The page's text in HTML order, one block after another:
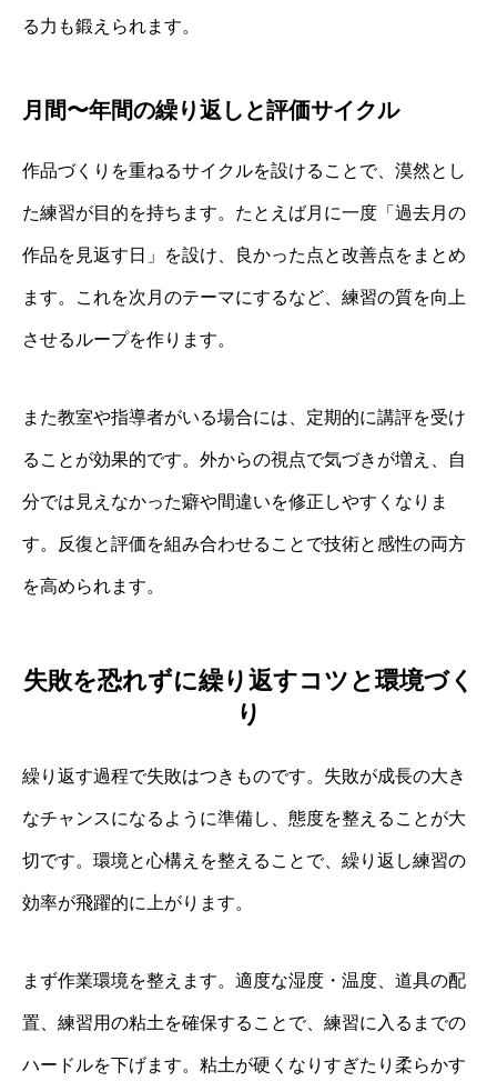
る力も鍛えられます。
月間〜年間の繰り返しと評価サイクル
作品づくりを重ねるサイクルを設けることで、漠然とし
た練習が目的を持ちます。たとえば月に一度「過去月の
作品を見返す日」を設け、良かった点と改善点をまとめ
ます。これを次月のテーマにするなど、練習の質を向上
させるループを作ります。
また教室や指導者がいる場合には、定期的に講評を受け
ることが効果的です。外からの視点で気づきが増え、自
分では見えなかった癖や間違いを修正しやすくなりま
す。反復と評価を組み合わせることで技術と感性の両方
を高められます。
失敗を恐れずに繰り返すコツと環境づく
り
繰り返す過程で失敗はつきものです。失敗が成長の大き
なチャンスになるように準備し、態度を整えることが大
切です。環境と心構えを整えることで、繰り返し練習の
効率が飛躍的に上がります。
まず作業環境を整えます。適度な湿度・温度、道具の配
置、練習用の粘土を確保することで、練習に入るまでの
ハードルを下げます。粘土が硬くなりすぎたり柔らかす